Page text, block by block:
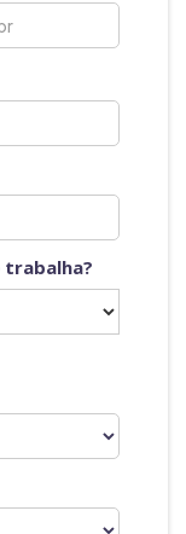
trabalha?